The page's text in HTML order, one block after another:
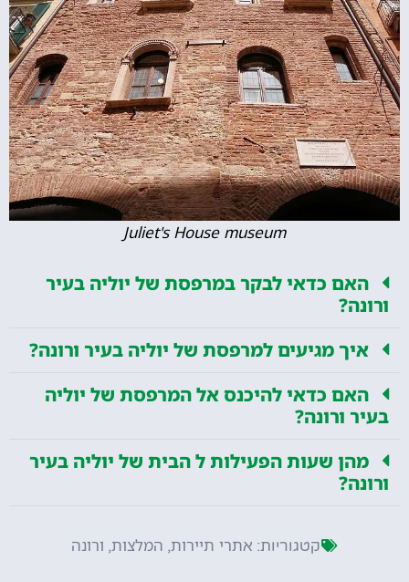
Juliet's House museum
האם כדאי לבקר במרפסת של יוליה בעיר
ורונה?
איך מגיעים למרפסת של יוליה בעיר ורונה?
האם כדאי להיכנס אל המרפסת של יוליה
בעיר ורונה?
מהן שעות הפעילות ל הבית של יוליה בעיר
ורונה?
קטגוריות: אתרי תיירות, המלצות, ורונה